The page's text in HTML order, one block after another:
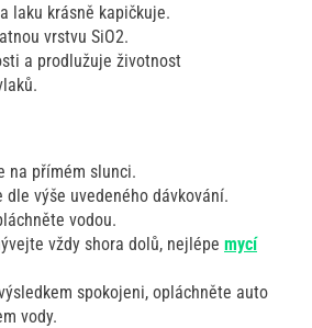
laku krásně kapičkuje.
vrstvu SiO2.
a prodlužuje životnost
na přímém slunci.
dle výše uvedeného dávkování.
vodou.
vždy shora dolů, nejlépe mycí
spokojeni, opláchněte auto
vody.